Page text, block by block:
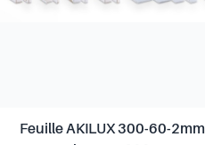
Feuille AKILUX 300-60-2mm